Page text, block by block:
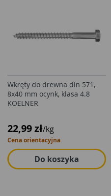
Wkręty do drewna din 571,
8x40 mm ocynk, klasa 4.8
KOELNER
22,99 zł/kg
Cena orientacyjna
Do koszyka